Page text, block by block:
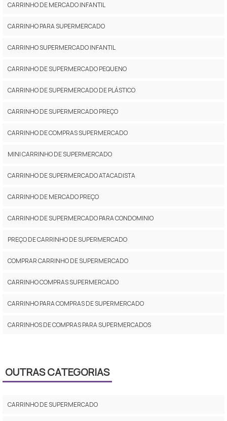
CARRINHO DE MERCADO INFANTIL
CARRINHO PARA SUPERMERCADO
CARRINHO SUPERMERCADO INFANTIL
CARRINHO DE SUPERMERCADO PEQUENO
CARRINHO DE SUPERMERCADO DE PLÁSTICO
CARRINHO DE SUPERMERCADO PREÇO
CARRINHO DE COMPRAS SUPERMERCADO
MINI CARRINHO DE SUPERMERCADO
CARRINHO DE SUPERMERCADO ATACADISTA
CARRINHO DE MERCADO PREÇO
CARRINHO DE SUPERMERCADO PARA CONDOMINIO
PREÇO DE CARRINHO DE SUPERMERCADO
COMPRAR CARRINHO DE SUPERMERCADO
CARRINHO COMPRAS SUPERMERCADO
CARRINHO PARA COMPRAS DE SUPERMERCADO
CARRINHOS DE COMPRAS PARA SUPERMERCADOS
CARRINHO SUPERMERCADO 2 CESTOS
OUTRAS CATEGORIAS
CARRINHO DE SUPERMERCADO